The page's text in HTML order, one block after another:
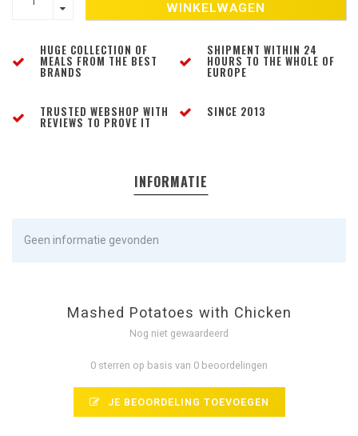
WINKELWAGEN
HUGE COLLECTION OF
MEALS FROM THE BEST
BRANDS
SHIPMENT WITHIN 24
HOURS TO THE WHOLE OF
EUROPE
TRUSTED WEBSHOP WITH
REVIEWS TO PROVE IT
SINCE 2013
INFORMATIE
Geen informatie gevonden
Mashed Potatoes with Chicken
Nog niet gewaardeerd
0 sterren op basis van 0 beoordelingen
JE BEOORDELING TOEVOEGEN